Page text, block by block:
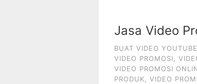
Jasa Video
BUAT VIDEO YOUTUBE
VIDEO PROMOSI
VIDEO PROMOSI
PRODUK
VIDEO